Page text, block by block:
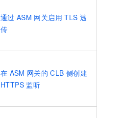
通过 ASM 网关启用 TLS 透
传
在 ASM 网关的 CLB 侧创建
HTTPS 监听